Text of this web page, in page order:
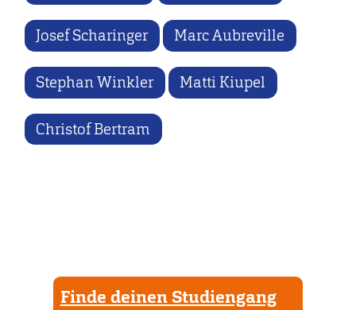
Josef Scharinger Marc Aubreville
Stephan Winkler Matti Kiupel
Christof Bertram
Finde deinen Studiengang